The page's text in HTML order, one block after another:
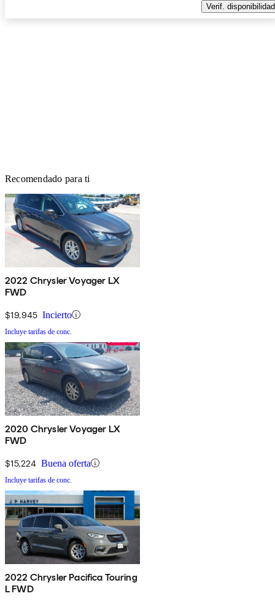
Verif. disponibilidad
Recomendado para ti
2022 Chrysler Voyager LX
FWD
$19,945 Incierto
Incluye tarifas de conc.
2020 Chrysler Voyager LX
FWD
$15,224 Buena oferta
Incluye tarifas de conc.
2022 Chrysler Pacifica Touring
L FWD